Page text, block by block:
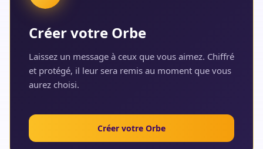
Créer votre Orbe
Laissez un message à ceux que vous aimez. Chiffré
et protégé, il leur sera remis au moment que vous
aurez choisi.
Créer votre Orbe